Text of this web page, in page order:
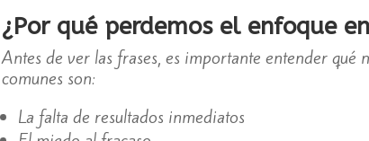
¿Por qué perdemos el enfoque
Antes de ver las frases, es importante entender qué
comunes son:
La falta de resultados inmediatos